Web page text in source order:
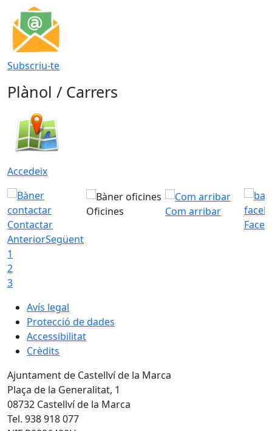
Subscriu-te
Plànol / Carrers
Accedeix
Contactar
Oficines
Com arribar
AnteriorSegüent
1
2
3
Avís legal
Protecció de dades
Accessibilitat
Crèdits
Ajuntament de Castellví de la Marca
Plaça de la Generalitat, 1
08732 Castellví de la Marca
Tel. 938 918 077